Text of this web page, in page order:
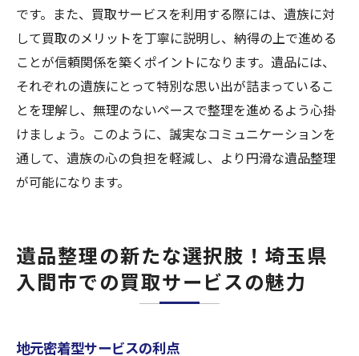
です。また、買取サービスを利用する際には、遺族に対
して買取のメリットを丁寧に説明し、納得の上で進める
ことが信頼関係を築くポイントになります。遺品には、
それぞれの遺族にとって特別な思い出が詰まっているこ
とを理解し、無理のないペースで整理を進めるよう心掛
けましょう。このように、誠実なコミュニケーションを
通して、遺族の心の負担を軽減し、より円滑な遺品整理
が可能になります。
遺品整理の新たな選択肢！埼玉県
入間市での買取サービスの魅力
地元密着型サービスの利点